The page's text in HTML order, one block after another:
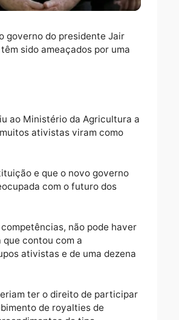
que o governo do presidente Jair
que têm sido ameaçados por
que muitos ativistas viram como
Constituição e que o novo
preocupada com o futuro dos